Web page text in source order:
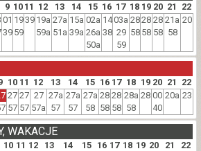
9 10 11 12 13 14 15 16 17 18 19 20 21 22
01
39
19
59
39 19a
59a
27a
51a
15a
39a
02a
26a
50a
14
38
03a
29
59
28
58
28
58
28
58
21a
58
20
10 11 12 13 14 15 16 17 18 19 20 21 22
27
57
27
57
27
57a
27a
57
27a
57
27a
58
28
58
28
58
28a
58
28 00
40
20a 23
10 11 12 13 14 15 16 17 18 19 20 21 22
WAKACJE